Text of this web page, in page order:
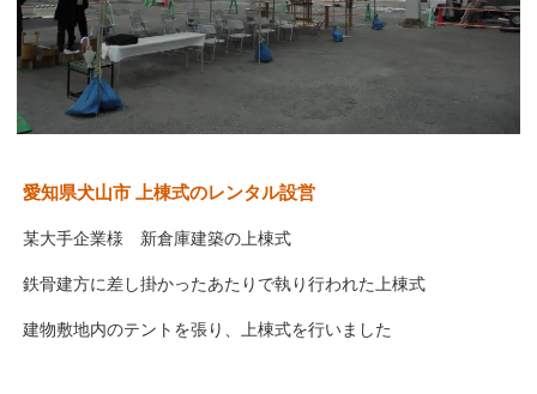
愛知県犬山市 上棟式のレンタル設営
某大手企業様 新倉庫建築の上棟式
鉄骨建方に差し掛かったあたりで執り行われた上棟式
建物敷地内のテントを張り、上棟式を行いました